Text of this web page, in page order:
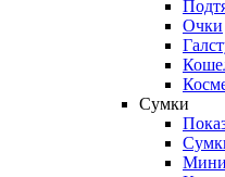
Очки
Сумки